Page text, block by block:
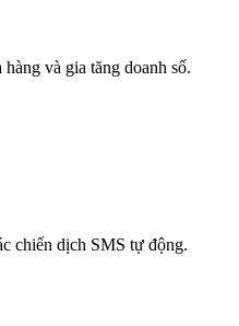
và gia tăng doanh số.
chiến dịch SMS tự động.